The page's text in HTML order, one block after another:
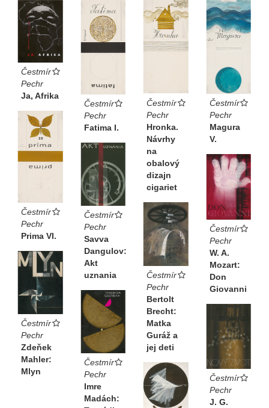
Čestmír
Pechr
Ja, Afrika
Čestmír
Pechr
Fatima I.
Čestmír
Pechr
Hronka.
Návrhy
na
obalový
dizajn
cigariet
Čestmír
Pechr
Magura
V.
Čestmír
Pechr
Prima VI.
Čestmír
Pechr
Savva
Dangulov:
Akt
uznania
Čestmír
Pechr
W. A.
Mozart:
Don
Giovanni
Čestmír
Pechr
Bertolt
Brecht:
Matka
Guráž a
jej deti
Čestmír
Pechr
Zdeňek
Mahler:
Mlyn
Čestmír
Pechr
Imre
Madách:
Čestmír
Pechr
J. G.